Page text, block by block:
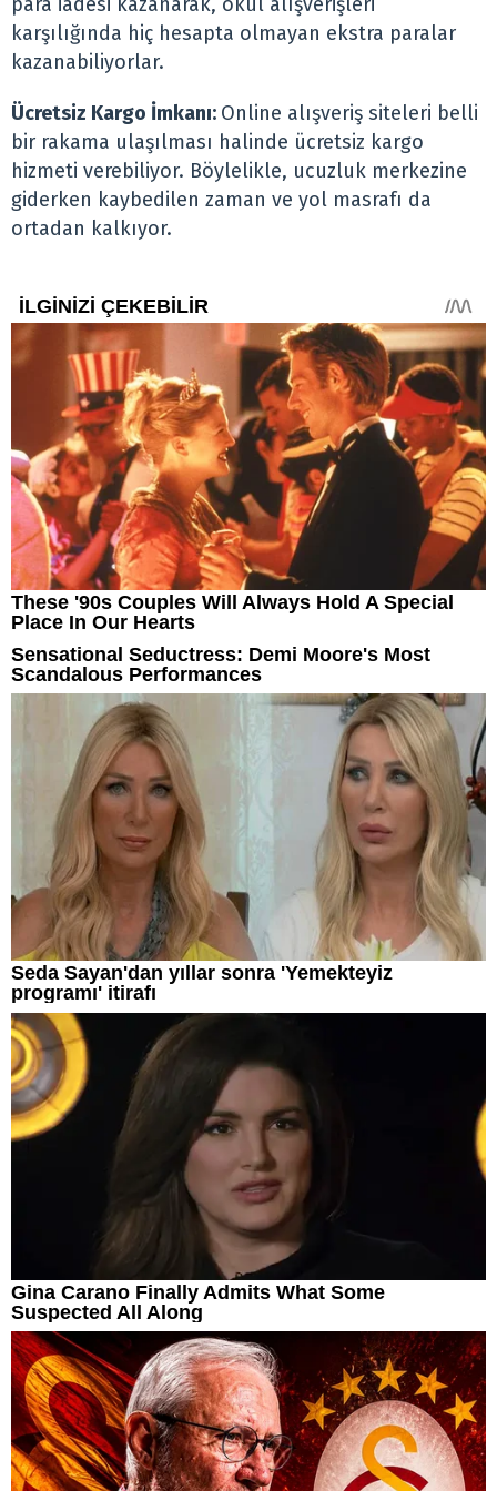
karşılığında hiç hesapta olmayan ekstra paralar
kazanabiliyorlar.
Ücretsiz Kargo İmkanı: Online alışveriş siteleri belli
bir rakama ulaşılması halinde ücretsiz kargo
hizmeti verebiliyor. Böylelikle, ucuzluk merkezine
giderken kaybedilen zaman ve yol masrafı da
ortadan kalkıyor.